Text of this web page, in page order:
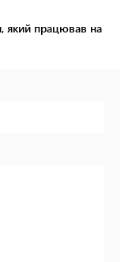
який працював на